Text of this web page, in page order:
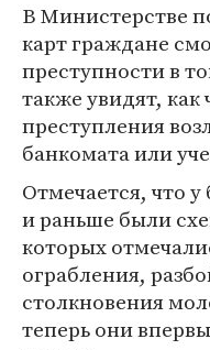
В Министерстве
карт граждане
преступности в
также увидят, как
преступления
банкомата или
Отмечается, что
и раньше были
которых
ограбления,
столкновения
теперь они